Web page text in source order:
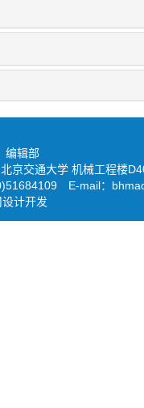
编辑部
京交通大学 机械工程楼
E-mail：
计开发